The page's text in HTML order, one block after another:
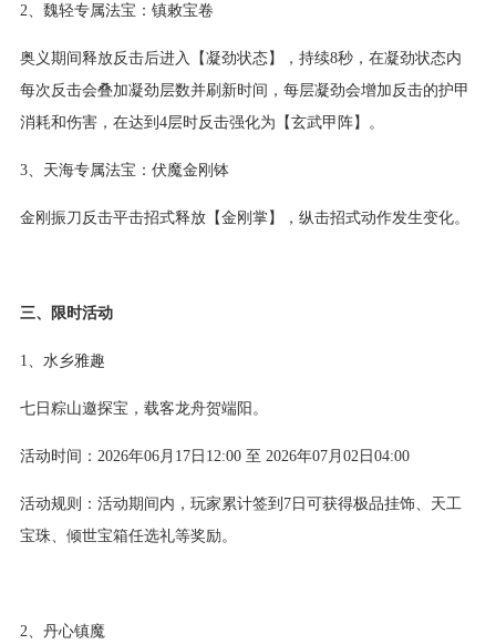
2、魏轻专属法宝：镇敕宝卷
奥义期间释放反击后进入【凝劲状态】，持续8秒，在凝劲状态内
每次反击会叠加凝劲层数并刷新时间，每层凝劲会增加反击的护甲
消耗和伤害，在达到4层时反击强化为【玄武甲阵】。
3、天海专属法宝：伏魔金刚钵
金刚振刀反击平击招式释放【金刚掌】，纵击招式动作发生变化。
三、限时活动
1、水乡雅趣
七日粽山邀探宝，载客龙舟贺端阳。
活动时间：2026年06月17日12:00 至 2026年07月02日04:00
活动规则：活动期间内，玩家累计签到7日可获得极品挂饰、天工
宝珠、倾世宝箱任选礼等奖励。
2、丹心镇魔